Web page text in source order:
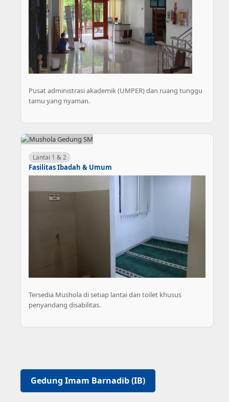
Pusat administrasi akademik (UMPER) dan ruang tunggu
tamu yang nyaman.
Lantai 1 & 2
Fasilitas Ibadah & Umum
Tersedia Mushola di setiap lantai dan toilet khusus
penyandang disabilitas.
Gedung Imam Barnadib (IB)